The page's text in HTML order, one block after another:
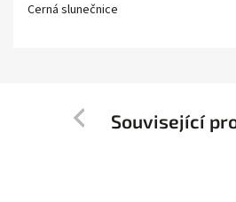
Cerná slunečnice
Související
Previous